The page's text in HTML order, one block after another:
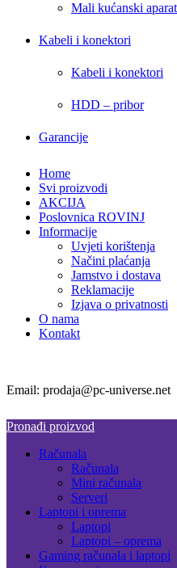
Mali kućanski
Kabeli i konektori
Kabeli i konektori
HDD – pribor
Garancije
Home
Svi proizvodi
AKCIJA
Poslovnica ROVINJ
Informacije
Uvjeti korištenja
Načini plaćanja
Jamstvo i dostava
Reklamacije
Izjava o privatnosti
O nama
Kontakt
Email: prodaja@pc-universe.net
Pronađi proizvod
Računala
Računala
Mini računala
Serveri
Laptopi i oprema
Laptopi
Laptopi – oprema
Gaming računala i laptopi